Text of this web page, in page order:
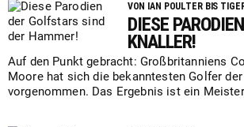
VON IAN POULTER BIS
DIESE
KNALLER!
Auf den Punkt gebracht: Großbritanniens
Moore hat sich die bekanntesten Golfer
vorgenommen. Das Ergebnis ist ein